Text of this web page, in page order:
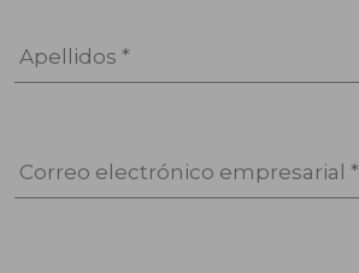
Apellidos *
Correo electrónico empresarial *